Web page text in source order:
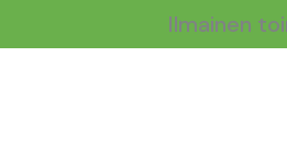
Ilmainen